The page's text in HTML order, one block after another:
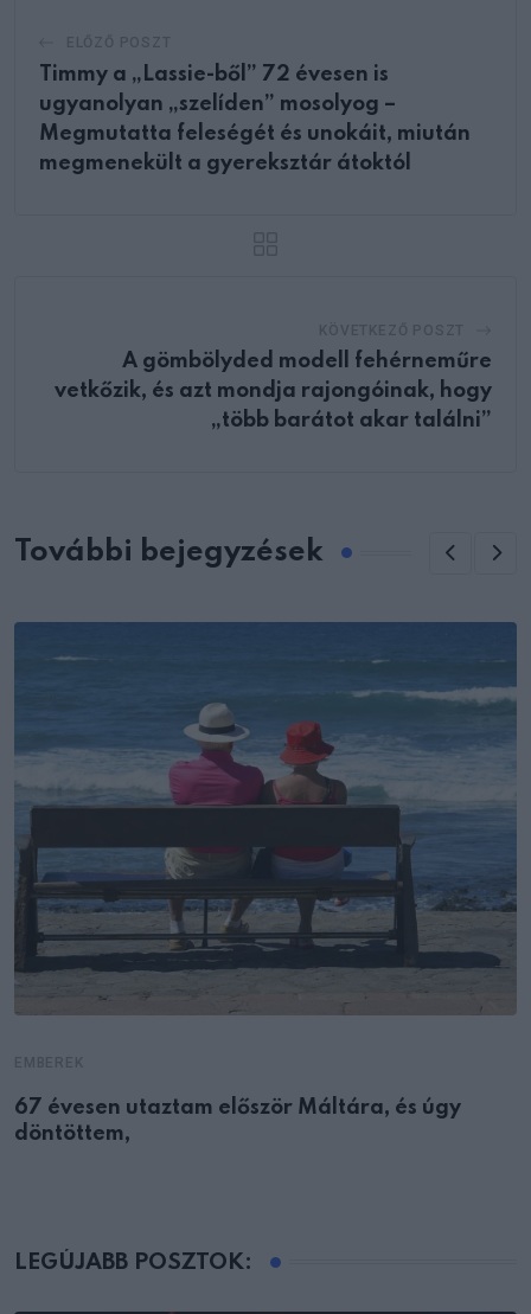
Timmy a „Lassie-ből” 72 évesen is
ugyanolyan „szelíden” mosolyog –
Megmutatta feleségét és unokáit, miután
megmenekült a gyereksztár átoktól
A gömbölyded modell fehérneműre
vetkőzik, és azt mondja rajongóinak, hogy
„több barátot akar találni”
További bejegyzések
67 évesen utaztam először Máltára, és úgy
döntöttem,
LEGÚJABB POSZTOK: